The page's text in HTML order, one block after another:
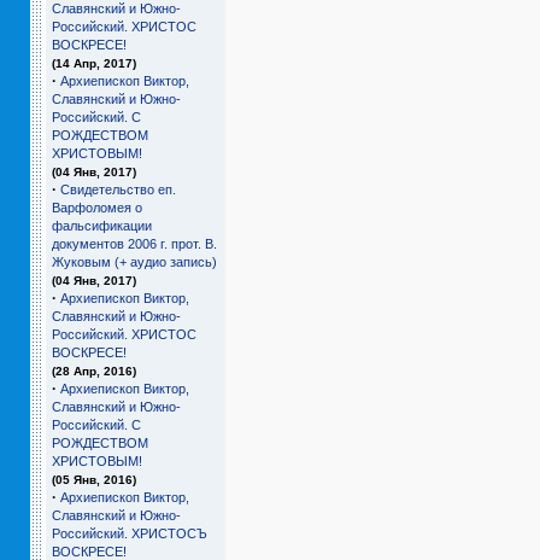
Славянский и Южно-
Российский. ХРИСТОС
ВОСКРЕСЕ!
(14 Апр, 2017)
· Архиепископ Виктор,
Славянский и Южно-
Российский. С
РОЖДЕСТВОМ
ХРИСТОВЫМ!
(04 Янв, 2017)
· Свидетельство еп.
Варфоломея о
фальсификации
документов 2006 г. прот. В.
Жуковым (+ аудио запись)
(04 Янв, 2017)
· Архиепископ Виктор,
Славянский и Южно-
Российский. ХРИСТОС
ВОСКРЕСЕ!
(28 Апр, 2016)
· Архиепископ Виктор,
Славянский и Южно-
Российский. С
РОЖДЕСТВОМ
ХРИСТОВЫМ!
(05 Янв, 2016)
· Архиепископ Виктор,
Славянский и Южно-
Российский. ХРИСТОСЪ
ВОСКРЕСЕ!